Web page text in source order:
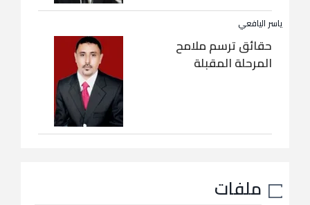
ياسر اليافعي
حقائق ترسم ملامح
المرحلة المقبلة
ملفات